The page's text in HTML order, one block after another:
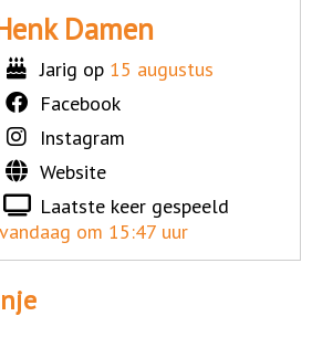
Damen
Jarig op 15 augustus
Facebook
Instagram
Website
Laatste keer gespeeld
vandaag om 15:47 uur